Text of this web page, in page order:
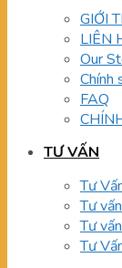
GIỚI
LIÊN
Our
Chính
FAQ
TƯ VẤN
Tư
Tư
Tư
Tư